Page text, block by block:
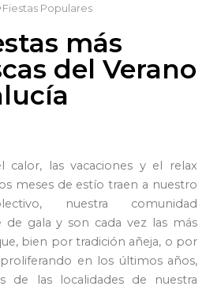
Fiestas Populares
más
del Verano
calor, las vacaciones y el relax
meses de estío traen a nuestro
nuestra comunidad
de gala y son cada vez las más
bien por tradición añeja, o por
en los últimos años,
de las localidades de nuestra